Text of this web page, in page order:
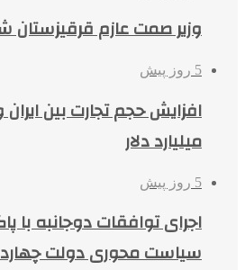
وزیر صمت عازم قرقیزستان
5 روز پیش
میلیارد دلار
5 روز پیش
اجرای توافقات دوجانبه با
سیاست محوری دولت